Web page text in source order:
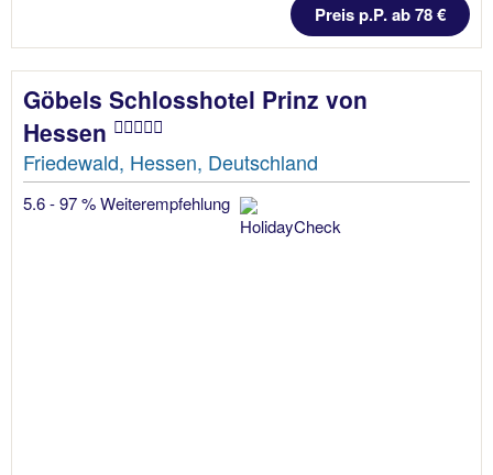
Preis p.P. ab 78 €
Göbels Schlosshotel Prinz von
Hessen
Friedewald, Hessen, Deutschland
5.6 - 97 % Weiterempfehlung